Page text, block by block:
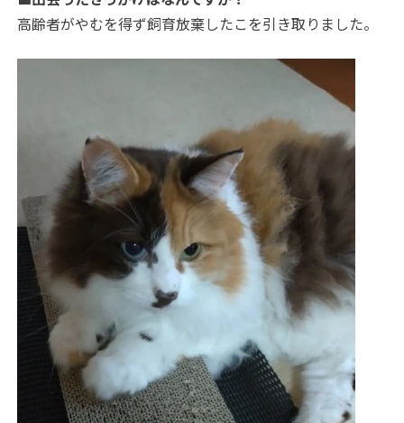
高齢者がやむを得ず飼育放棄したこを引き取りました。